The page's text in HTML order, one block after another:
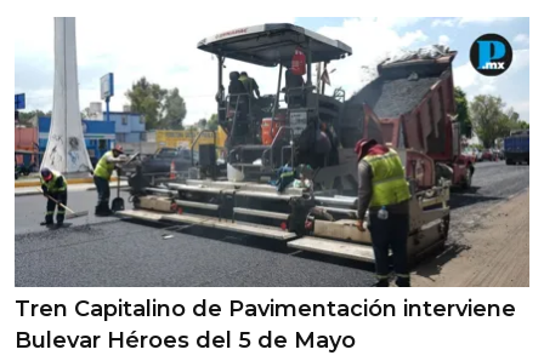
Tren Capitalino de Pavimentación interviene
Bulevar Héroes del 5 de Mayo